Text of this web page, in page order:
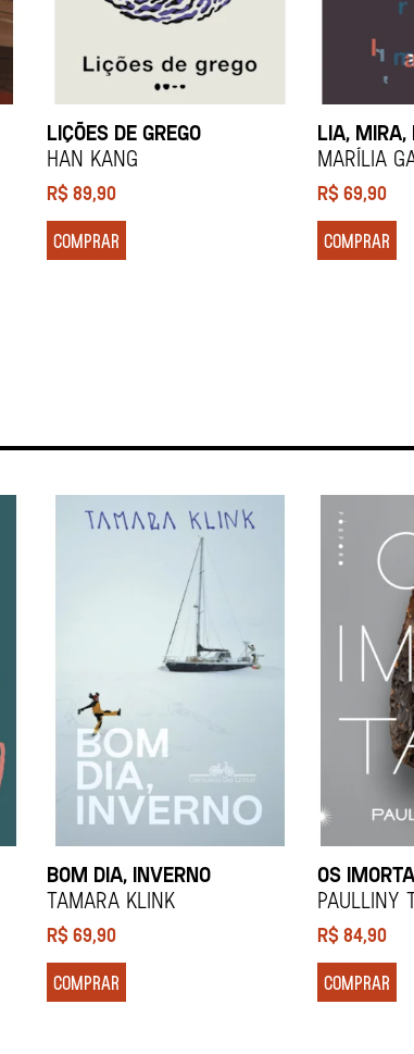
LIÇÕES DE GREGO
HAN KANG
R$89,90
COMPRAR
LIA, MIRA,
Marília
R$69,90
COMPRAR
BOM DIA, INVERNO
Tamara Klink
R$69,90
COMPRAR
OS
Paulliny
R$84,90
COMPRAR